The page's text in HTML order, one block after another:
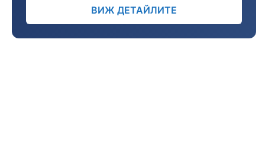
ВИЖ ДЕТАЙЛИТЕ